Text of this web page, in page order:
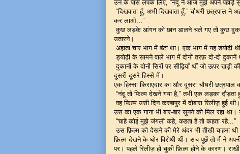
उन के पास लपक लिए, “नंदू ने आज मुझे अपने पहाड़े
“दिखवाता हूँ, अभी दिखवाता हूँ,” चौधरी
कर लाओ...”
कुछ लड़के आंगन को छान डालने चले गए तो कुछ
उतारने।
अहाता चार भाग में बंटा था। एक भाग में यह
ड्योढ़ी के सामने वाले भाग में दोनों तरफ़ दो-दो
दुकानों के दोनों सिरों पर सीढ़ियाँ थीं जो ऊपर
दूसरी दूसरे हिस्से में।
एक हिस्सा किराएदार का और दूसरा चौधरी छत्रपाल
“नंदू तो फ़िल्म देखने गया है,” तभी एक लड़का
वह फ़िल्म उसी दिन कस्बापुर में दोबारा रिलीज़ हुई
उस का एक गाना भी बार-बार सुनने को मिल रहा
“चाहे कोई मुझे जंगली कहे, कहता है तो कहता रहे...”
उस फ़िल्म को देखने की मेरे अंदर भी तीखी चाहना
फ़िल्म देखने के घोर विरोधी थी। सच पूछें तो मैं ने
पर। पहले रिलीज़ हो चुकी फ़िल्म होने के कारण।